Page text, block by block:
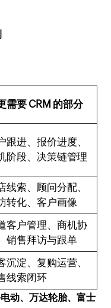
需要 CRM 的部分
跟进、报价进度、
阶段、决策链管理
线索、顾问分配、
转化、客户画像
客户管理、商机协
销售拜访与跟单
沉淀、复购运营、
线索闭环
动、万达轮胎、富士